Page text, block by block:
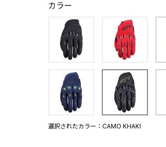
カラー
選択されたカラー：CAMO KHAKI